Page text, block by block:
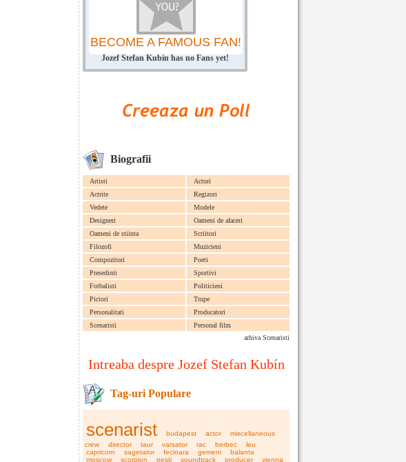
BECOME A FAMOUS FAN!
Jozef Stefan Kubín has no Fans yet!
Biografii
Artisti
Actori
Actrite
Regizori
Vedete
Modele
Designeri
Oameni de afaceri
Oameni de stiinta
Scriitori
Filozofi
Muzicieni
Compozitori
Poeti
Presedinti
Sportivi
Fotbalisti
Politicieni
Pictori
Trupe
Personalitati
Producatori
Scenaristi
Personal film
arhiva Scenaristi
Intreaba despre Jozef Stefan Kubín
Tag-uri Populare
scenarist budapest actor
miscellaneous
crew
director taur varsator rac berbec
leu
capricorn
sagetator fecioara gemeni
balanta
moscow
scorpion pesti soundtrack producer vienna